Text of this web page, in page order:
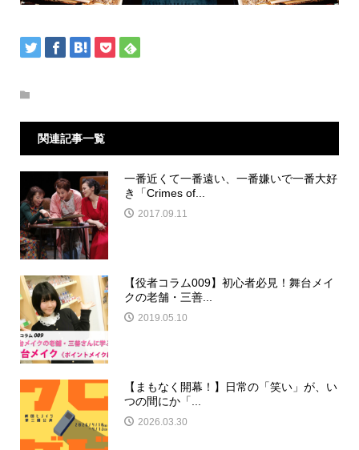
関連記事一覧
一番近くて一番遠い、一番嫌いで一番大好
き「Crimes of...
2017.09.11
【役者コラム009】初心者必見！舞台メイ
クの老舗・三善...
2019.05.10
【まもなく開幕！】日常の「笑い」が、い
つの間にか「...
2026.03.30